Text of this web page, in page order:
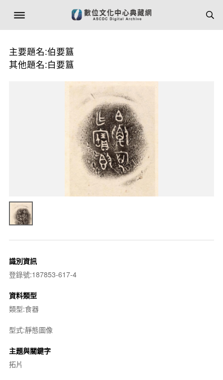
主要題名:伯要簋
其他題名:白要簋
識別資訊
登錄號:187853-617-4
資料類型
類型:食器
型式:靜態圖像
主題與關鍵字
拓片